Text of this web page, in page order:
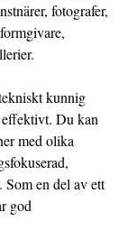
fotografer,
kunnig
Du kan
med olika
Som en del av ett
god